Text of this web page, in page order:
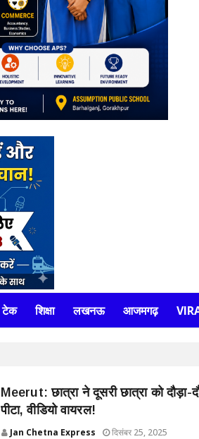
टेक शिक्षा लखनऊ आजमगढ़
Meerut: छात्रा ने दूसरी छात्रा को दौड़ा-
पीटा, वीडियो वायरल!
Jan Chetna Express दिसंबर 25, 2025